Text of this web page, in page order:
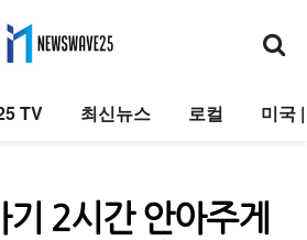
TV 최신뉴스 로컬 미국
2시간 안아주게